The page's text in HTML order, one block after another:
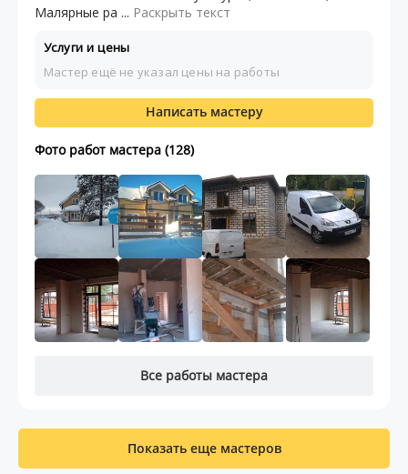
Малярные ра ... Раскрыть текст
Услуги и цены
Мастер ещё не указал цены на работы
Написать мастеру
Фото работ мастера (128)
Все работы мастера
Показать еще мастеров